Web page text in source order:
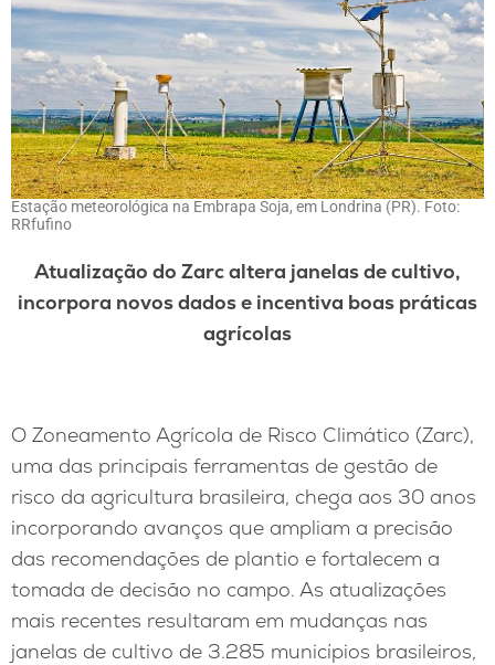
Estação meteorológica na Embrapa Soja, em Londrina (PR). Foto:
RRfufino
Atualização do Zarc altera janelas de cultivo,
incorpora novos dados e incentiva boas práticas
agrícolas
O Zoneamento Agrícola de Risco Climático (Zarc),
uma das principais ferramentas de gestão de
risco da agricultura brasileira, chega aos 30 anos
incorporando avanços que ampliam a precisão
das recomendações de plantio e fortalecem a
tomada de decisão no campo. As atualizações
mais recentes resultaram em mudanças nas
janelas de cultivo de 3.285 municípios brasileiros,